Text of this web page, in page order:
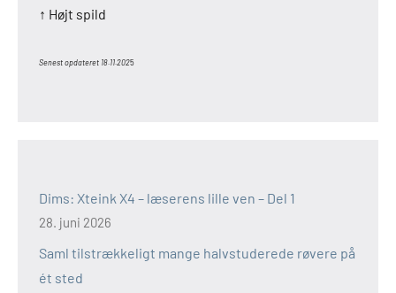
↑ Højt spild
Senest opdateret 18.11.2025
Dims: Xteink X4 – læserens lille ven – Del 1
28. juni 2026
Saml tilstrækkeligt mange halvstuderede røvere på
ét sted